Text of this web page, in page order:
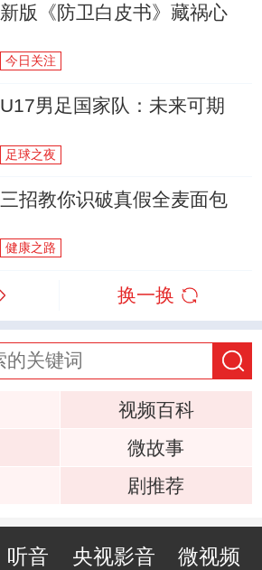
新版《防卫白皮书》藏祸心
今日关注
U17男足国家队：未来可期
足球之夜
三招教你识破真假全麦面包
健康之路
换一换
视频百科
微故事
剧推荐
听音 央视影音 微视频